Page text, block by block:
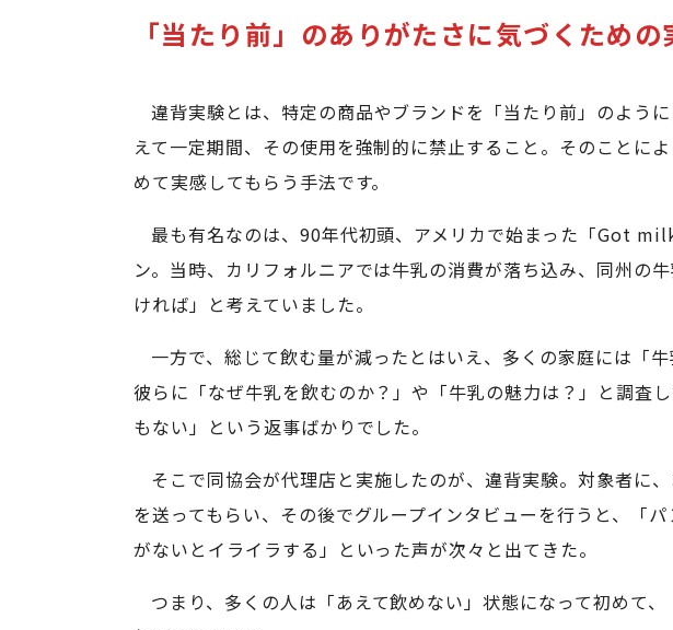
「当たり前」のありがたさに気づくための
違背実験とは、特定の商品やブランドを「当たり前」のよう
えて一定期間、その使用を強制的に禁止すること。そのことに
めて実感してもらう手法です。
最も有名なのは、90年代初頭、アメリカで始まった「Got
ン。当時、カリフォルニアでは牛乳の消費が落ち込み、同州の
ければ」と考えていました。
一方で、総じて飲む量が減ったとはいえ、多くの家庭には「
彼らに「なぜ牛乳を飲むのか？」や「牛乳の魅力は？」と調査
もない」という返事ばかりでした。
そこで同協会が代理店と実施したのが、違背実験。対象者に
を送ってもらい、その後でグループインタビューを行うと、「
がないとイライラする」といった声が次々と出てきた。
つまり、多くの人は「あえて飲めない」状態になって初めて